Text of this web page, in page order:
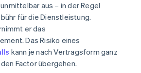
aus – in der Regel
für die Dienstleistung.
er das
Das Risiko eines
kann je nach Vertragsform ganz
Factor übergehen.